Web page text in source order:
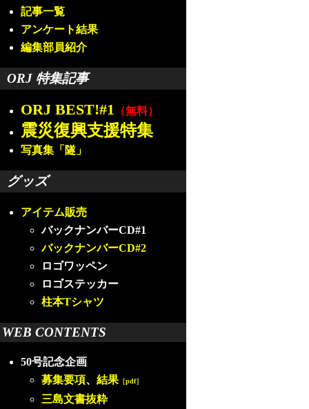
記事一覧
アンケート結果
編集部員紹介
ORJ 特集記事
ORJ BEST!#1 （無料）
震災復興支援特集
写真集「隧」
グッズ
アイテム販売
バックナンバーCD#1
バックナンバーCD#2
ロゴワッペン
ロゴステッカー
柱本Tシャツ
WEB CONTENTS
50号記念企画
募集要項、 結果 ［pdf］
三島文書抜粋